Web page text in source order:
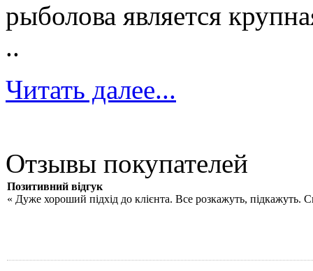
рыболова является
..
Читать далее...
Отзывы покупателей
Позитивний відгук
« Дуже хороший підхід до клієнта. Все розкажуть, підкажуть.